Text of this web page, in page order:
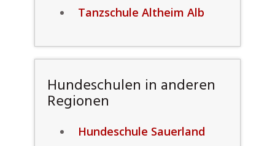
Tanzschule Altheim Alb
Hundeschulen in anderen
Regionen
Hundeschule Sauerland